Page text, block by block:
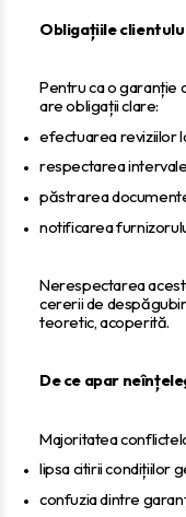
Obligațiile
Pentru ca o garanție
are obligații clare:
efectuarea reviziilor
respectarea
păstrarea
notificarea
Nerespectarea
cererii de
teoretic, acoperită.
De ce apar
Majoritatea
lipsa citirii condițiilor
confuzia dintre